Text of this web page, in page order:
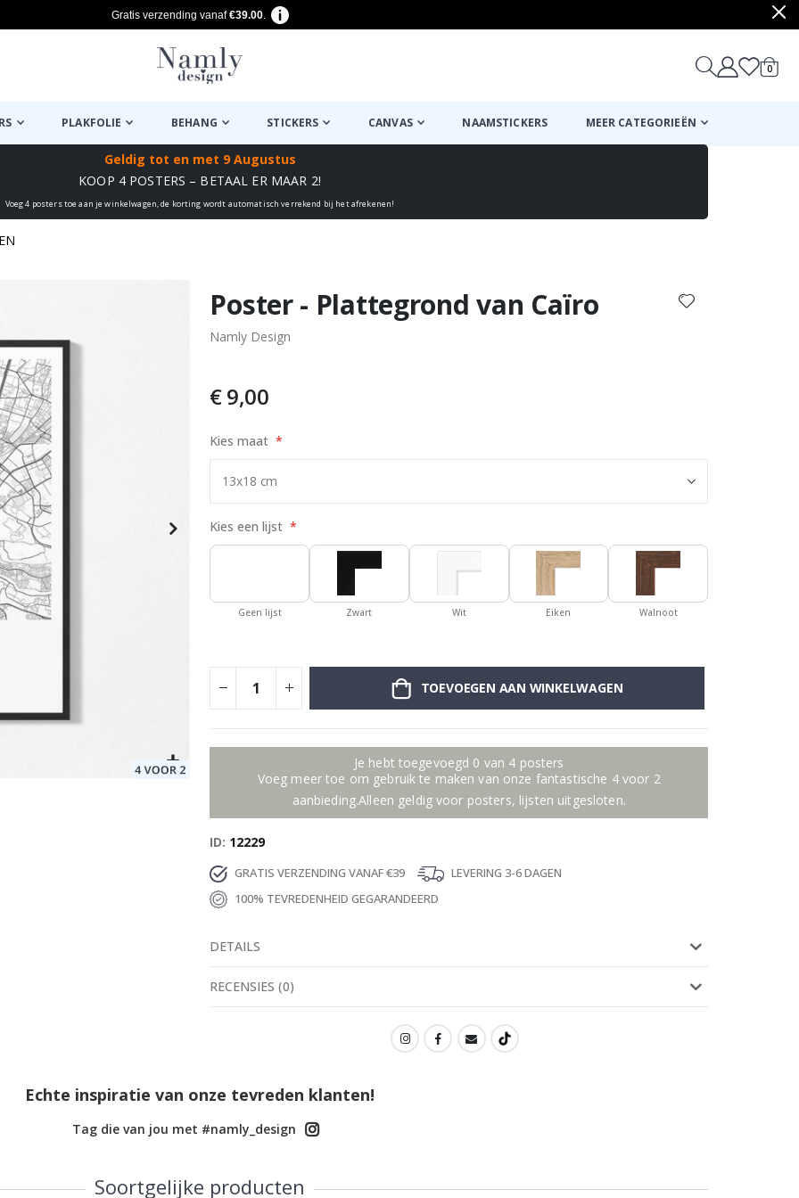
Gratis verzending vanaf€39.00.
0
PLAKFOLIE BEHANG STICKERS CANVAS NAAMSTICKERS MEER CATEGORIEËN
Geldig tot en met 9 Augustus
KOOP 4 POSTERS – BETAAL ER MAAR 2!
Voeg 4 posters toe aan je winkelwagen, de korting wordt automatisch verrekend bij het afrekenen!
17,00 €
Poster - Plattegrond van Caïro
Namly Design
€ 9,00
Kies maat
Kies een lijst
Geen lijst Zwart Wit Eiken Walnoot
TOEVOEGEN AAN WINKELWAGEN
Je hebt toegevoegd 0 van 4 posters
Voeg meer toe om gebruik te maken van onze fantastische 4 voor 2
aanbieding.Alleen geldig voor posters, lijsten uitgesloten.
ID 12229
GRATIS VERZENDING VANAF €39
LEVERING 3-6 DAGEN
100% TEVREDENHEID GEGARANDEERD
DETAILS
RECENSIES (0)
Echte inspiratie van onze tevreden klanten!
Tag die van jou met #namly_design
Soortgelijke producten